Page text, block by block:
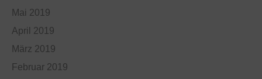
Mai 2019
April 2019
März 2019
Februar 2019